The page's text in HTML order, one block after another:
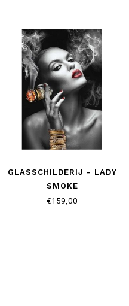
GLASSCHILDERIJ - LADY
SMOKE
€159,00